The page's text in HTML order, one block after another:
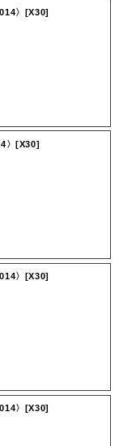
〉[X30]
〉[X30]
〉[X30]
〉[X30]